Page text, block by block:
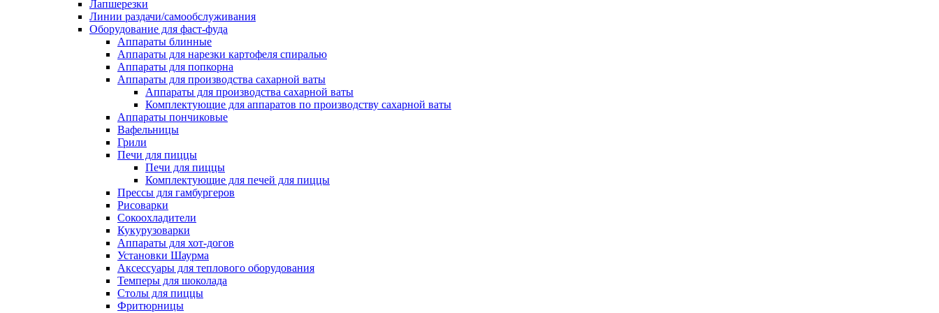
Лапшерезки
Линии раздачи/самообслуживания
Оборудование для фаст-фуда
Аппараты блинные
Аппараты для нарезки картофеля спиралью
Аппараты для попкорна
Аппараты для производства сахарной ваты
Аппараты для производства сахарной ваты
Комплектующие для аппаратов по производству сахарной ваты
Аппараты пончиковые
Вафельницы
Грили
Печи для пиццы
Печи для пиццы
Комплектующие для печей для пиццы
Прессы для гамбургеров
Рисоварки
Сокоохладители
Кукурузоварки
Аппараты для хот-догов
Установки Шаурма
Аксессуары для теплового оборудования
Темперы для шоколада
Столы для пиццы
Фритюрницы